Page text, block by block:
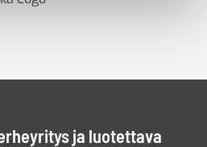
ja luotettava